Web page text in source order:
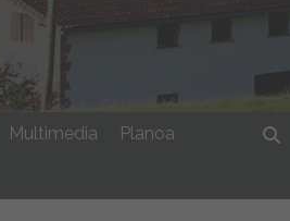
Multimedia Planoa